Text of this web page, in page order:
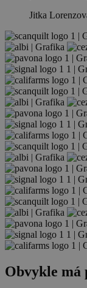
Jitka
Obvykle má